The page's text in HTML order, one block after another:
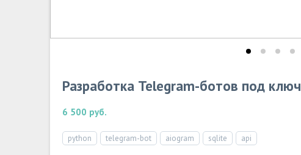
Разработка Telegram-ботов под ключ
6 500 руб.
python telegram-bot aiogram sqlite api